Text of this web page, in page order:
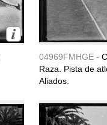
04969FMHGE -
Raza. Pista de
Aliados.